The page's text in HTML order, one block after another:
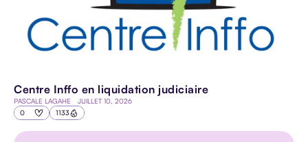
Centre Inffo en liquidation judiciaire
PASCALE LAGAHE JUILLET 10, 2026
0 1133